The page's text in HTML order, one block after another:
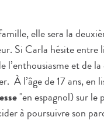
elle sera la
Si Carla hésite
l’enthousiasme et de
À l’âge de 17 ans, en
"en espagnol) sur le
à poursuivre son